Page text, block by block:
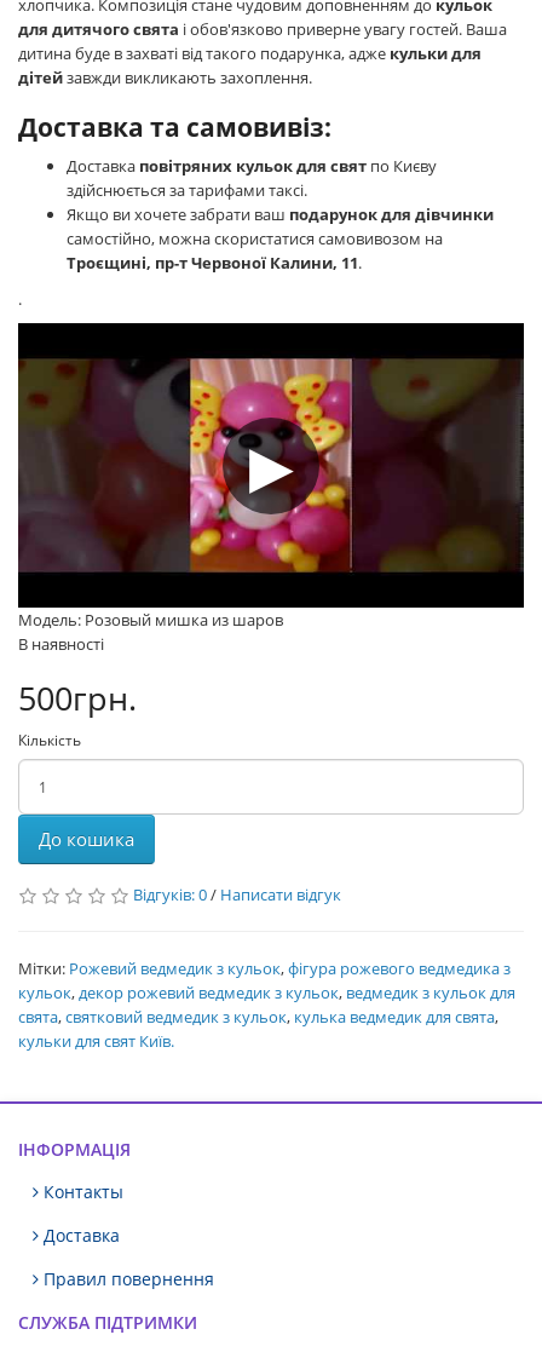
хлопчика. Композиція стане чудовим доповненням до кульок
для дитячого свята і обов'язково приверне увагу гостей. Ваша
дитина буде в захваті від такого подарунка, адже кульки для
дітейзавжди викликають захоплення.
Доставка та самовивіз:
Доставка повітряних кульок для свят по Києву
здійснюється за тарифами таксі.
Якщо ви хочете забрати ваш подарунок для дівчинки
самостійно, можна скористатися самовивозом на
Троєщині, пр-т Червоної Калини, 11.
.
Модель: Розовый мишка из шаров
В наявності
500грн.
Кількість
До кошика
Відгуків: 0/ Написати відгук
Мітки: Рожевий ведмедик з кульок,фігура рожевого ведмедика з
кульок,декор рожевий ведмедик з кульок, ведмедик з кульок для
свята,святковий ведмедик з кульок, кулька ведмедик для свята,
кульки для свят Київ.
ІНФОРМАЦІЯ
Контакты
Доставка
Правил повернення
СЛУЖБА ПІДТРИМКИ